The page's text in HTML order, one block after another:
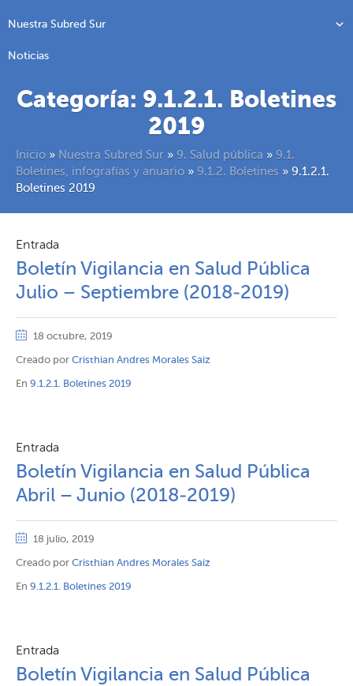
Nuestra Subred Sur
Noticias
Categoría: 9.1.2.1. Boletines
2019
Inicio » Nuestra Subred Sur » 9. Salud pública » 9.1.
Boletines, infografías y anuario » 9.1.2. Boletines » 9.1.2.1.
Boletines 2019
Entrada
Boletín Vigilancia en Salud Pública
Julio – Septiembre (2018-2019)
18 octubre, 2019
Creado por Cristhian Andres Morales Saiz
En 9.1.2.1. Boletines 2019
Entrada
Boletín Vigilancia en Salud Pública
Abril – Junio (2018-2019)
18 julio, 2019
Creado por Cristhian Andres Morales Saiz
En 9.1.2.1. Boletines 2019
Entrada
Boletín Vigilancia en Salud Pública